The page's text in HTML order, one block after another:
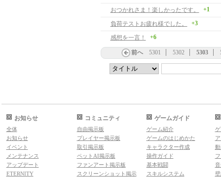
おつかれさま！楽しかったです。
+1
負荷テストお疲れ様でした。 +3
感想を一言！ +6
前へ 5301 5302 5303
お知らせ
全体
お知らせ
イベント
メンテナンス
アップデート
ETERNITY
コミュニティ
自由掲示板
プレイヤー掲示板
取引掲示板
ペットAI掲示板
ファンアート掲示板
スクリーンショット掲示
ゲームガイド
ゲーム紹介
ゲームのはじめかた
キャラクター作成
操作ガイド
基本戦闘
スキルシステム